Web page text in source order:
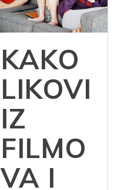
KAKO
LIKOVI